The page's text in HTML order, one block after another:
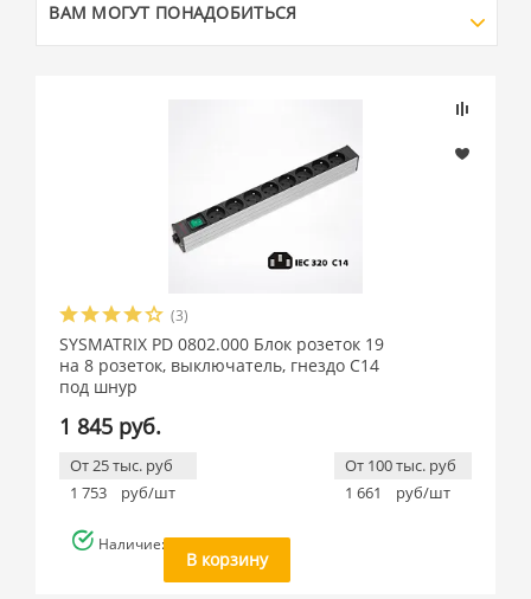
ВАМ МОГУТ ПОНАДОБИТЬСЯ
(3)
SYSMATRIX PD 0802.000 Блок розеток 19
на 8 розеток, выключатель, гнездо C14
под шнур
1 845 руб.
От 25 тыс. руб
1 753
руб/шт
От 100 тыс. руб
1 661
руб/шт
Наличие: много
В корзину